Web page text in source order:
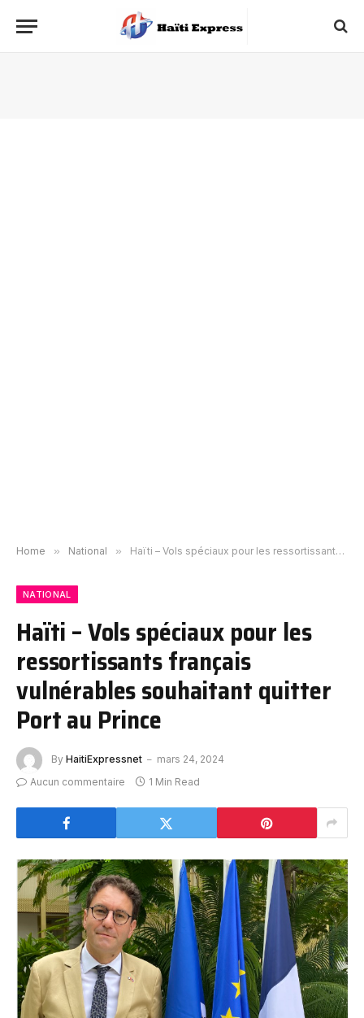
Home » National » Haïti – Vols spéciaux pour les ressortissants français vulnérables souhaitant quitter Port au Prince
NATIONAL
Haïti – Vols spéciaux pour les
ressortissants français
vulnérables souhaitant quitter
Port au Prince
By HaitiExpressnet
mars 24, 2024
Aucun commentaire
1 Min Read